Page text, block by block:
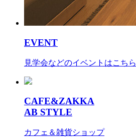
EVENT
見学会などのイベントはこちら
CAFE&ZAKKA
AB STYLE
カフェ＆雑貨ショップ